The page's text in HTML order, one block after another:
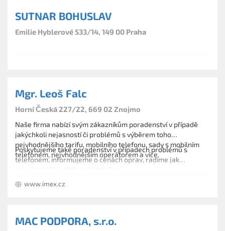
SUTNAR BOHUSLAV
Emilie Hyblerové 533/14, 149 00 Praha
Mgr. Leoš Falc
Horní Česká 227/22, 669 02 Znojmo
Naše firma nabízí svým zákazníkům poradenství v případě
jakýchkoli nejasností či problémů s výběrem toho
nejvhodnějšího tarifu, mobilního telefonu, sady s mobilním
telefonem, nejvhodnějším operátorem a více.
Poskytujeme také poradenství v případech problémů s
telefonem, informujeme o cenách oprav, radíme jak
nejvýhodněji pořídit nový telefon.
prodejnách.
www.imex.cz
MAC PODPORA, s.r.o.